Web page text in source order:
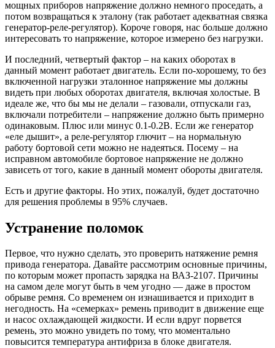
мощных приборов напряжение должно немного проседать, а
потом возвращаться к эталону (так работает адекватная связка
генератор-реле-регулятор). Короче говоря, нас больше должно
интересовать то напряжение, которое измерено без нагрузки.
И последний, четвертый фактор – на каких оборотах в
данный момент работает двигатель. Если по-хорошему, то без
включенной нагрузки эталонное напряжение мы должны
видеть при любых оборотах двигателя, включая холостые. В
идеале же, что бы мы не делали – газовали, отпускали газ,
включали потребители – напряжение должно быть примерно
одинаковым. Плюс или минус 0.1-0.2В. Если же генератор
«еле дышит», а реле-регулятор глючит – на нормальную
работу бортовой сети можно не надеяться. Посему – на
исправном автомобиле бортовое напряжение не должно
зависеть от того, какие в данный момент обороты двигателя.
Есть и другие факторы. Но этих, пожалуй, будет достаточно
для решения проблемы в 95% случаев.
Устранение поломок
Первое, что нужно сделать, это проверить натяжение ремня
привода генератора. Давайте рассмотрим основные причины,
по которым может пропасть зарядка на ВАЗ-2107. Причины
на самом деле могут быть в чем угодно — даже в простом
обрыве ремня. Со временем он изнашивается и приходит в
негодность. На «семерках» ремень приводит в движение еще
и насос охлаждающей жидкости. И если вдруг порвется
ремень, это можно увидеть по тому, что моментально
повысится температура антифриза в блоке двигателя.